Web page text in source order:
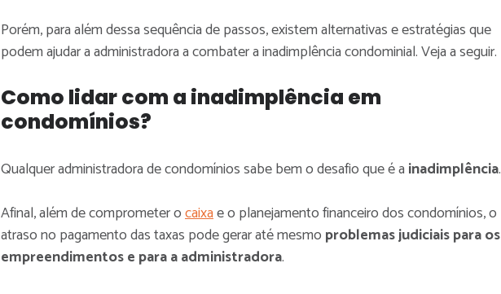
Porém, para além dessa sequência de passos, existem alternativas e estratégias que
podem ajudar a administradora a combater a inadimplência condominial. Veja a seguir.
Como lidar com a inadimplência em
condomínios?
Qualquer administradora de condomínios sabe bem o desafio que é a inadimplência.
Afinal, além de comprometer ocaixae o planejamento financeiro dos condomínios, o
atraso no pagamento das taxas pode gerar até mesmo problemas judiciais para os
empreendimentos e para a administradora.